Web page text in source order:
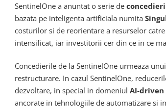
SentinelOne a anuntat o serie de
bazata pe inteligenta artificiala numita
costurilor si de reorientare a resurselor
intensificat, iar investitorii cer din ce in ce
Concedierile de la SentinelOne urmeaza
restructurare. In cazul SentinelOne,
dezvoltare, in special in domeniul AI-
ancorate in tehnologiile de automatizare si